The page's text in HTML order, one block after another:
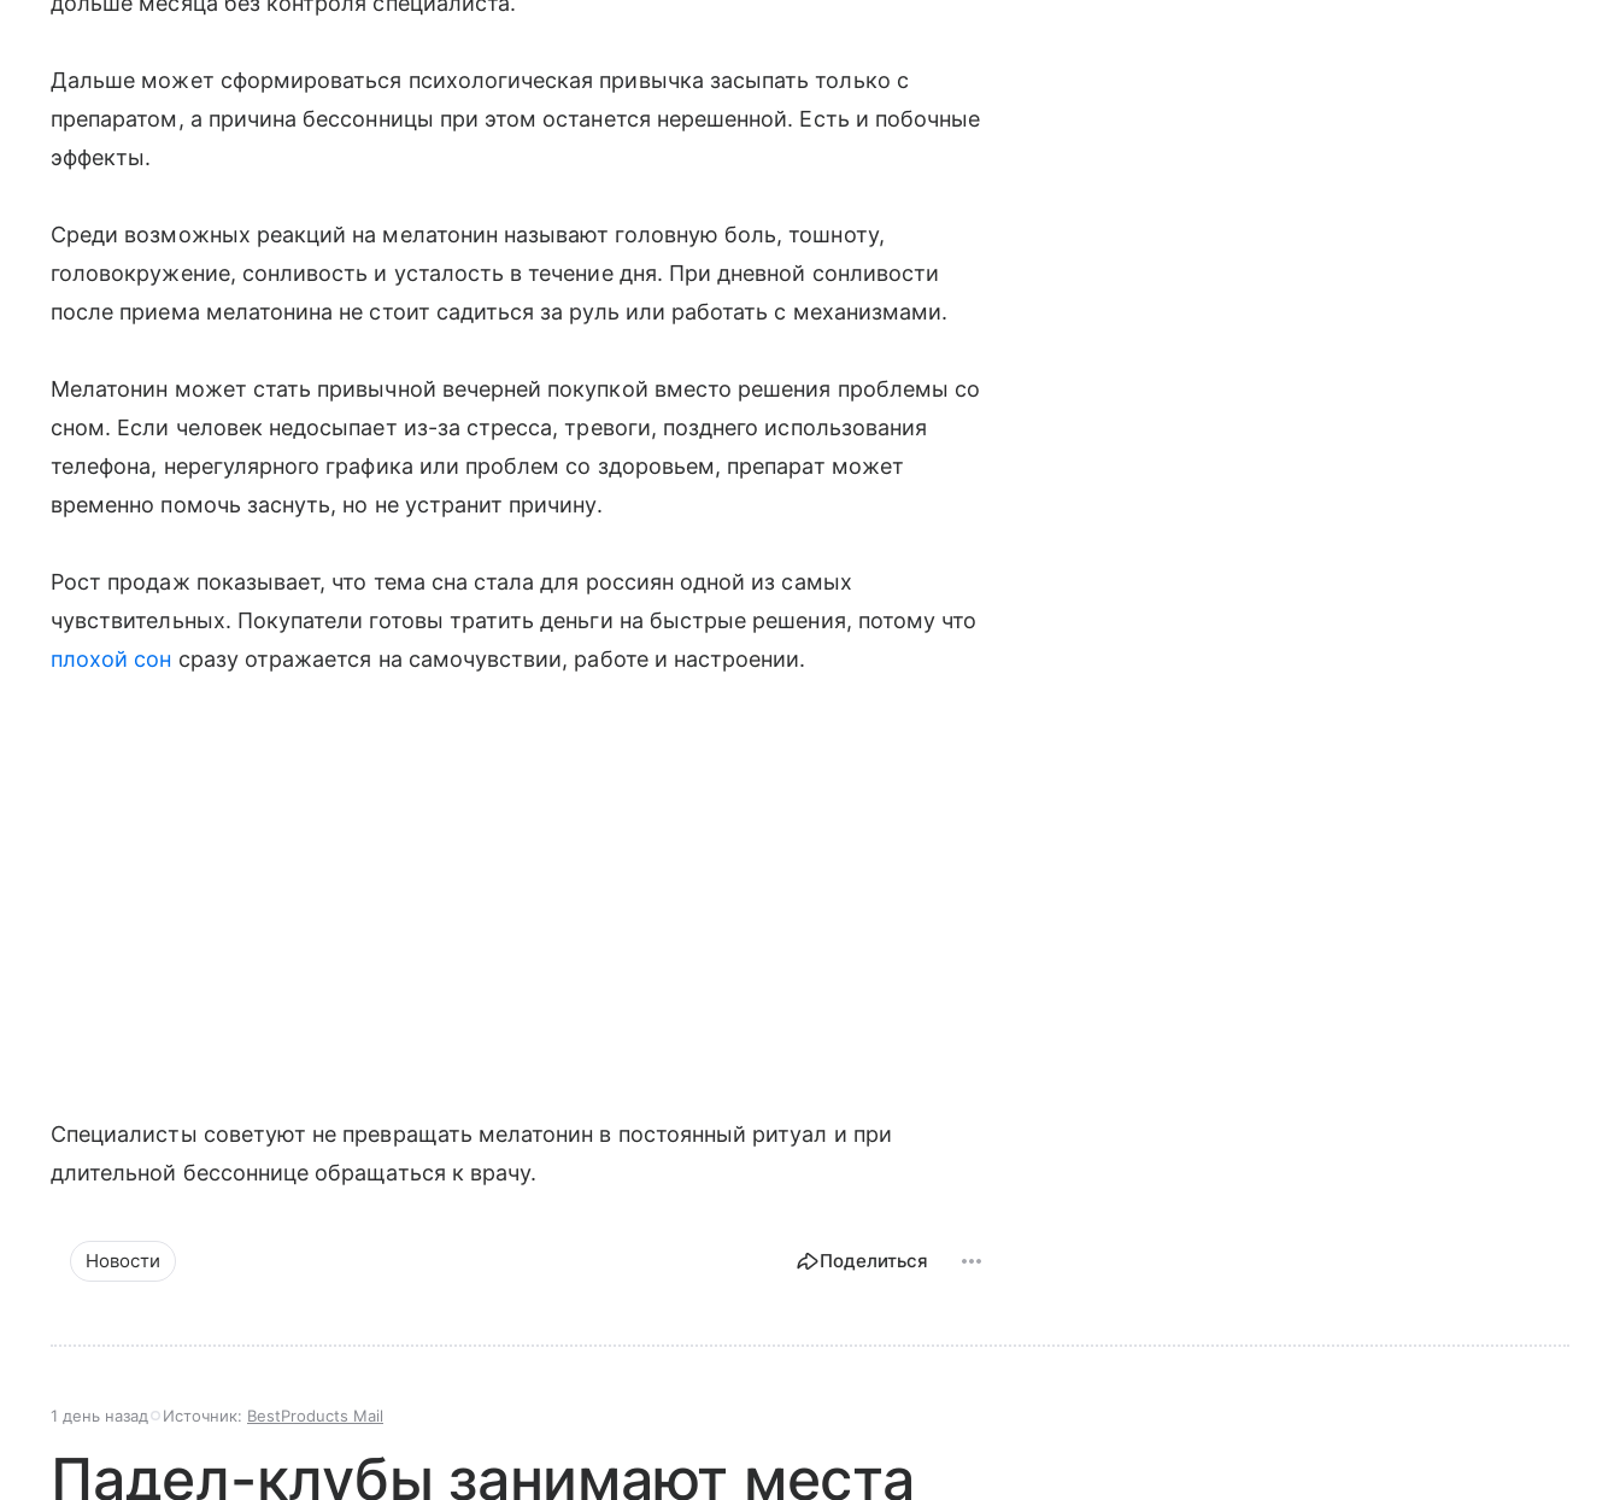
Дальше может сформироваться психологическая привычка засыпать только с
препаратом, а причина бессонницы при этом останется нерешенной. Есть и побочные
эффекты.
Среди возможных реакций на мелатонин называют головную боль, тошноту,
головокружение, сонливость и усталость в течение дня. При дневной сонливости
после приема мелатонина не стоит садиться за руль или работать с механизмами.
Мелатонин может стать привычной вечерней покупкой вместо решения проблемы со
сном. Если человек недосыпает из-за стресса, тревоги, позднего использования
телефона, нерегулярного графика или проблем со здоровьем, препарат может
временно помочь заснуть, но не устранит причину.
Рост продаж показывает, что тема сна стала для россиян одной из самых
чувствительных. Покупатели готовы тратить деньги на быстрые решения, потому что
плохой сон сразу отражается на самочувствии, работе и настроении.
Специалисты советуют не превращать мелатонин в постоянный ритуал и при
длительной бессоннице обращаться к врачу.
Новости Поделиться
1 день назад Источник: BestProducts Mail
Падел-клубы занимают места